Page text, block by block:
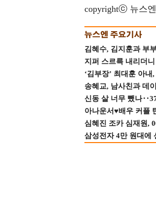
copyrightⓒ 뉴스
김혜수, 김지훈과 부
지퍼 스르륵 내리더
‘김부장’ 최대훈 아
송혜교, 남사친과 데
신동 살 너무 뺐나
아나운서♥배우 커플
심혜진 조카 심재원,
삼성전자 4만 원대에